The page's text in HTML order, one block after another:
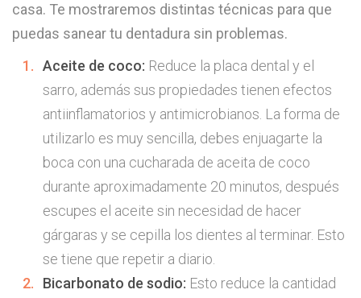
casa. Te mostraremos distintas técnicas para que
puedas sanear tu dentadura sin problemas.
Aceite de coco: Reduce la placa dental y el
sarro, además sus propiedades tienen efectos
antiinflamatorios y antimicrobianos. La forma de
utilizarlo es muy sencilla, debes enjuagarte la
boca con una cucharada de aceita de coco
durante aproximadamente 20 minutos, después
escupes el aceite sin necesidad de hacer
gárgaras y se cepilla los dientes al terminar. Esto
se tiene que repetir a diario.
Bicarbonato de sodio: Esto reduce la cantidad